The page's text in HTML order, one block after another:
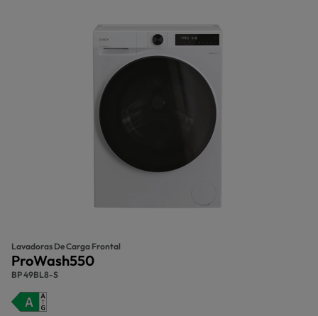
Lavadoras De Carga Frontal
ProWash550
BP 49BL8-S